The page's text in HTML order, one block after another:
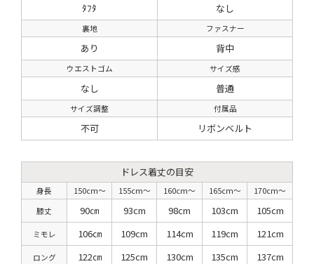
ﾀﾌﾀ なし
裏地 ファスナー
あり 背中
ウエストゴム サイズ感
なし 普通
サイズ調整 付属品
不可 リボンベルト
ドレス着丈の目安
身長 150cm〜 155cm〜 160cm〜 165cm〜
170cm〜
膝丈
90㎝ 93cm 98cm 103cm 105cm
ミモレ 106㎝ 109cm 114cm 119cm 121cm
ロング 122㎝ 125cm 130cm 135cm 137cm